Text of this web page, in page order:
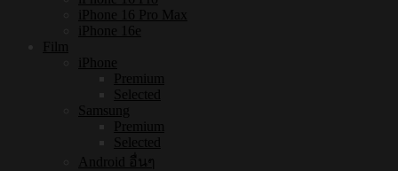
iPhone 16 Pro Max
iPhone 16e
Film
iPhone
Premium
Selected
Samsung
Premium
Selected
Android อื่นๆ